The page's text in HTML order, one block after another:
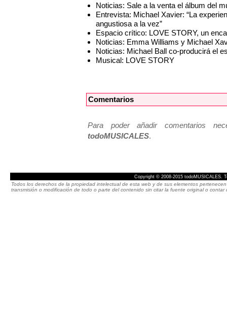
Noticias: Sale a la venta el álbum del
Entrevista: Michael Xavier: “La
angustiosa a la vez”
Espacio crítico: LOVE STORY, un
Noticias: Emma Williams y Michael
Noticias: Michael Ball co-producirá el
Musical: LOVE STORY
Comentarios
Para poder añadir comentarios
todoMUSICALES.
Copyright © 2008-2015 todoMUSICALES.
Todos los derechos de la propiedad intelectual de esta web y de sus elementos
transmisión o modificación de todo o parte del contenido sin citar la fuente original o